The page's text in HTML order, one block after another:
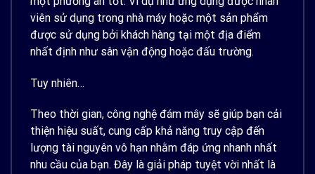
viên sử dụng trong nhà máy hoặc một sản phẩm
được sử dụng bởi khách hàng tại một địa điểm
nhất định như sân vận động hoặc đấu trường.
Tuy nhiên…
Theo thời gian, công nghệ đám mây sẽ giúp bạn cải
thiện hiệu suất, cung cấp khả năng truy cập đến
lượng tài nguyên vô hạn nhằm đáp ứng nhanh nhất
nhu cầu của bạn. Đây là giải pháp tuyệt vời nhất là